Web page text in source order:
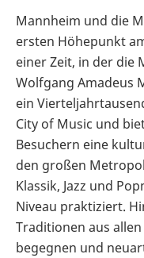
Mannheim und die
ersten Höhepunkt
einer Zeit, in der die
Wolfgang Amadeus
ein
City of Music und
Besuchern eine
den großen
Klassik, Jazz und
Niveau praktiziert.
Traditionen aus
begegnen und